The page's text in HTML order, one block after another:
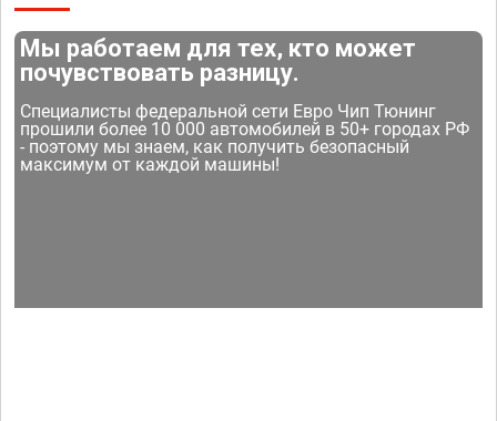
Мы работаем для тех, кто может
почувствовать разницу.
Специалисты федеральной сети Евро Чип Тюнинг
прошили более 10 000 автомобилей в 50+ городах РФ
- поэтому мы знаем, как получить безопасный
максимум от каждой машины!